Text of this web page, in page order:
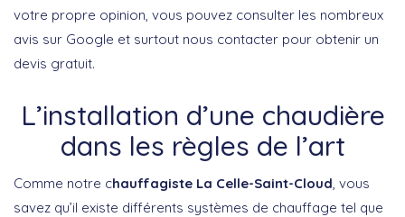
votre propre opinion, vous pouvez consulter les nombreux
avis sur Google et surtout nous contacter pour obtenir un
devis gratuit.
L’installation d’une chaudière
dans les règles de l’art
Comme notre chauffagiste La Celle-Saint-Cloud , vous
savez qu’il existe différents systèmes de chauffage tel que